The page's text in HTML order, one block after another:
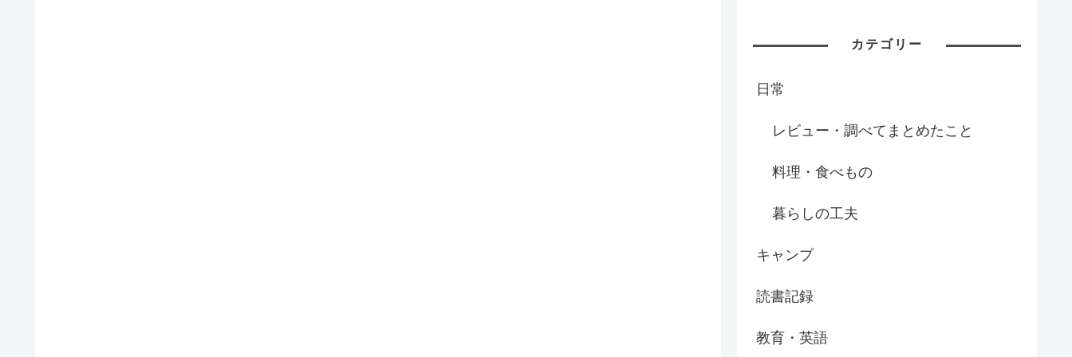
カテゴリー
日常
レビュー・調べてまとめたこと
料理・食べもの
暮らしの工夫
キャンプ
読書記録
教育・英語